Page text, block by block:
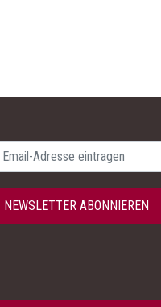
Passwort
NEWSLETTER ABONNIEREN